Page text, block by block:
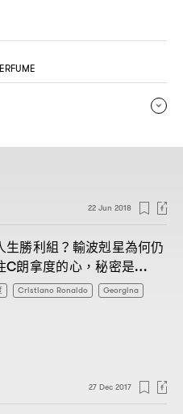
22 Jun 2018
生勝利組 ？ 輸波剋星為何仍
C朗拿度的心，秘密是…
Cristiano Ronaldo Georgina
27 Dec 2017